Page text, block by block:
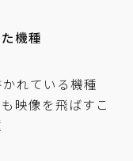
機種
れている機種
映像を飛ばすこ